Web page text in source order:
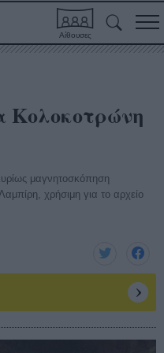
Αίθουσες
μαγνητοσκόπηση
χρήσιμη για το αρχείο